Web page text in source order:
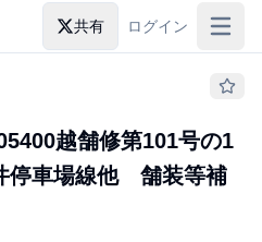
共有 ログイン
越舗修第101号の1
停車場線他 舗装等補